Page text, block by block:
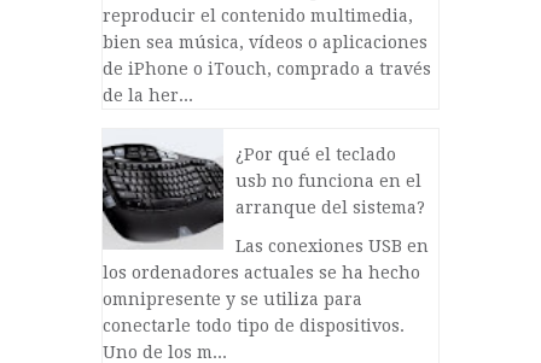
reproducir el contenido multimedia,
bien sea música, vídeos o aplicaciones
de iPhone o iTouch, comprado a través
de la her...
¿Por qué el teclado
usb no funciona en el
arranque del sistema?
Las conexiones USB en
los ordenadores actuales se ha hecho
omnipresente y se utiliza para
conectarle todo tipo de dispositivos.
Uno de los m...